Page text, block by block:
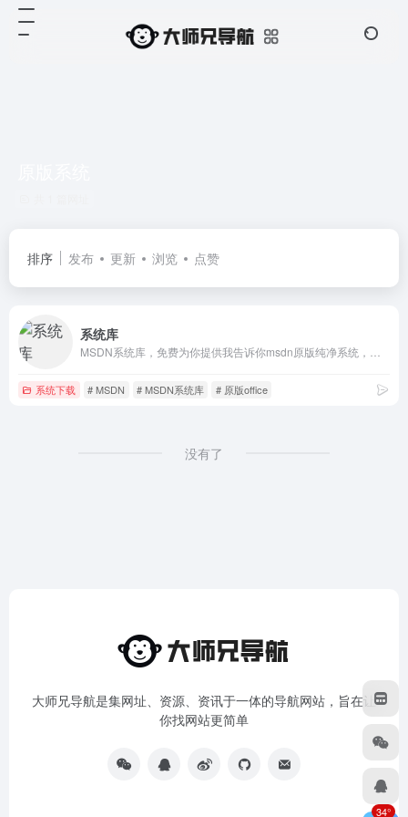
排序 发布 更新 浏览 点赞
系统库
系统下载 # MSDN # MSDN系统库 # 原版office
没有了
大师兄导航是集网址、资源、资讯于一体的导航网站，旨在让
你找网站更简单
34°